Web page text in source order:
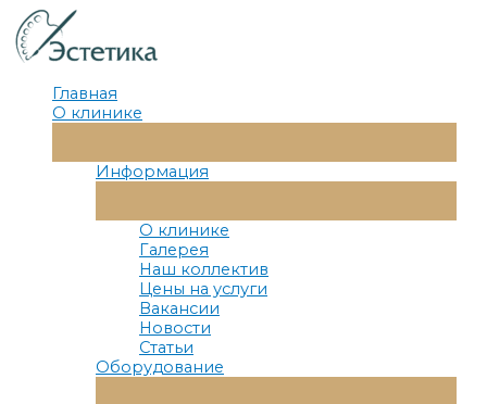
Перейти
к
содержимому
Главная
О клинике
Меню
Информация
Меню
О клинике
Галерея
Наш коллектив
Цены на услуги
Вакансии
Новости
Статьи
Оборудование